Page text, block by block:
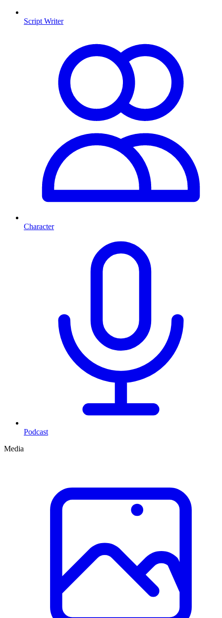
Script Writer
Character
Podcast
Media